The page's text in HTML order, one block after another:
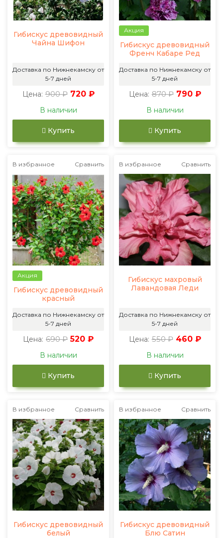
Гибискус древовидный
Чайна Шифон
Доставка по Нижнекамску от
5-7 дней
Цена: 900 ₽ 720 ₽
В наличии
Купить
Акция
Гибискус древовидный
Френч Кабаре Ред
Доставка по Нижнекамску от
5-7 дней
Цена: 870 ₽ 790 ₽
В наличии
Купить
В избранное Сравнить
Акция
Гибискус древовидный
красный
Доставка по Нижнекамску от
5-7 дней
Цена: 690 ₽ 520 ₽
В наличии
Купить
В избранное Сравнить
Гибискус махровый
Лавандовая Леди
Доставка по Нижнекамску от
5-7 дней
Цена: 550 ₽ 460 ₽
В наличии
Купить
В избранное Сравнить
Гибискус древовидный
белый
В избранное Сравнить
Гибискус древовидный
Блю Сатин